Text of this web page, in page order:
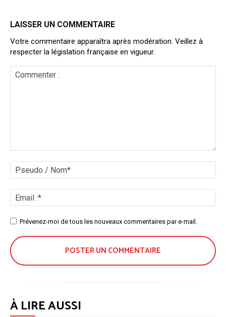
LAISSER UN COMMENTAIRE
Votre commentaire apparaîtra après modération. Veillez à
respecter la législation française en vigueur.
/
:*
SitePrévenez-moi de tous les nouveaux commentaires par e-mail.
À LIRE AUSSI